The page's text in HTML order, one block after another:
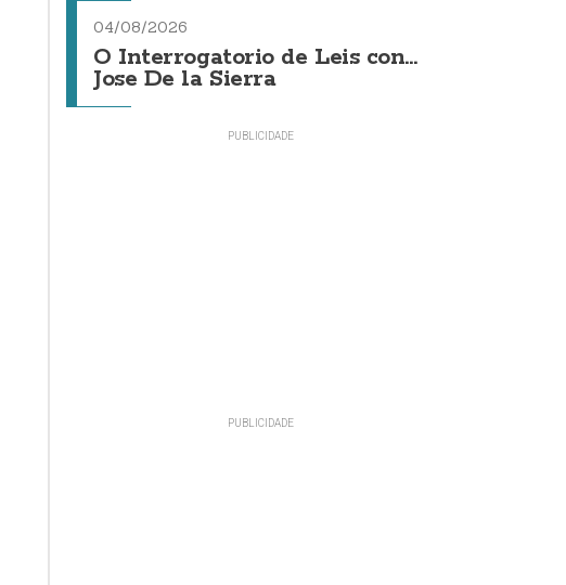
04/08/2026
O Interrogatorio de Leis con...
Jose De la Sierra